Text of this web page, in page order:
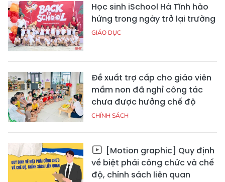
Học sinh iSchool Hà Tĩnh hào
hứng trong ngày trở lại trường
GIÁO DỤC
Đề xuất trợ cấp cho giáo viên
mầm non đã nghỉ công tác
chưa được hưởng chế độ
CHÍNH SÁCH
[Motion graphic] Quy định
về biệt phái công chức và chế
độ, chính sách liên quan